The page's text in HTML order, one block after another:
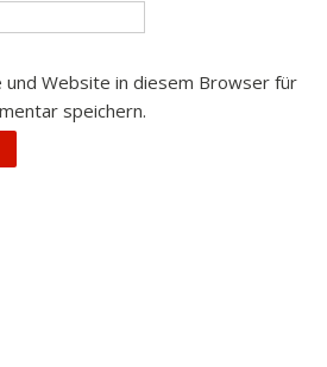
und Website in diesem Browser für
speichern.